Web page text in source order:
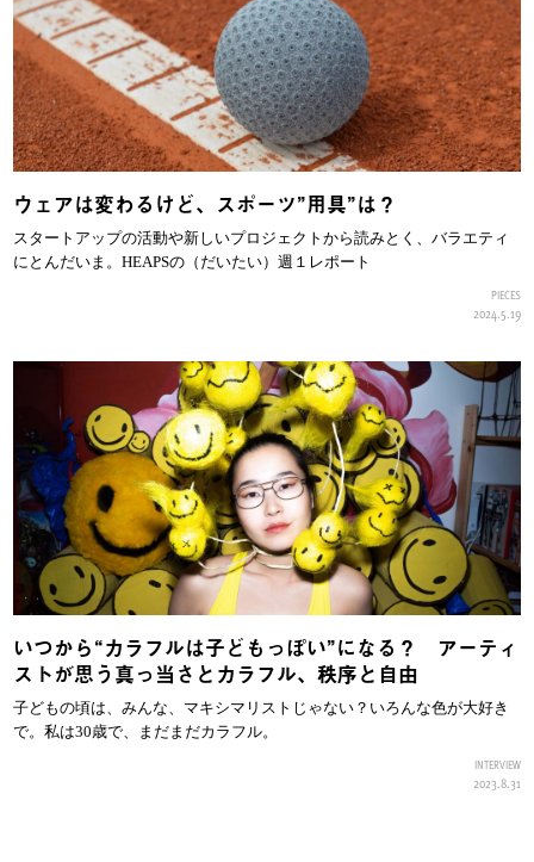
ウェアは変わるけど、スポーツ”用具”は？
スタートアップの活動や新しいプロジェクトから読みとく、バラエティ
にとんだいま。HEAPSの（だいたい）週１レポート
PIECES
2024.5.19
いつから“カラフルは子どもっぽい”になる？ アーティ
ストが思う真っ当さとカラフル、秩序と自由
子どもの頃は、みんな、マキシマリストじゃない？いろんな色が大好き
で。私は30歳で、まだまだカラフル。
INTERVIEW
2023.8.31